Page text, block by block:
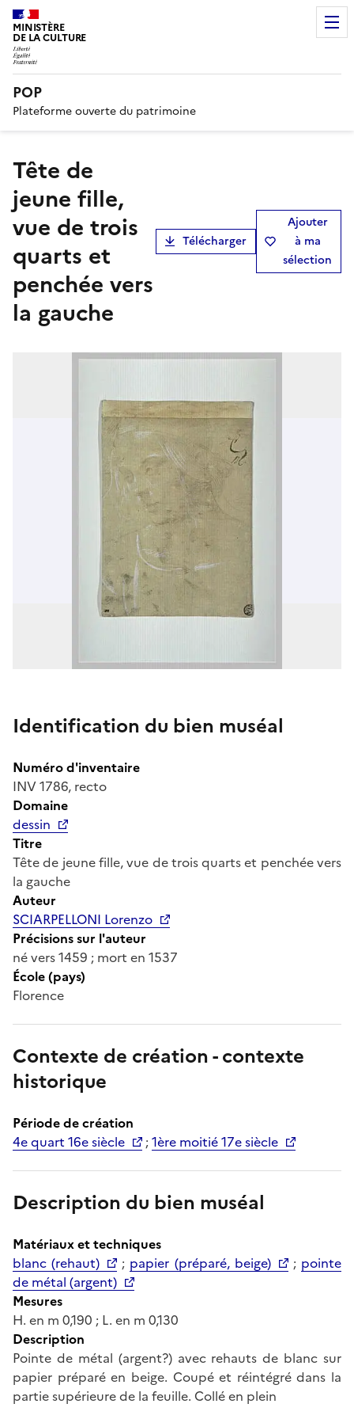
MINISTÈRE
DE LA CULTURE
POP
Plateforme ouverte du patrimoine
Tête de
jeune fille,
vue de trois
quarts et
penchée vers
la gauche
Télécharger
Ajouter
à ma
sélection
Identification du bien muséal
Numéro d'inventaire
INV 1786, recto
Domaine
dessin
Titre
Tête de jeune fille, vue de trois quarts et penchée vers
la gauche
Auteur
SCIARPELLONI Lorenzo
Précisions sur l'auteur
né vers 1459 ; mort en 1537
École (pays)
Florence
Contexte de création - contexte
historique
Période de création
4e quart 16e siècle
;1ère moitié 17e siècle
Description du bien muséal
Matériaux et techniques
blanc (rehaut)
; papier (préparé, beige) ; pointe
de métal (argent)
Mesures
H. en m 0,190 ; L. en m 0,130
Description
Pointe de métal (argent?) avec rehauts de blanc sur
papier préparé en beige. Coupé et réintégré dans la
partie supérieure de la feuille. Collé en plein